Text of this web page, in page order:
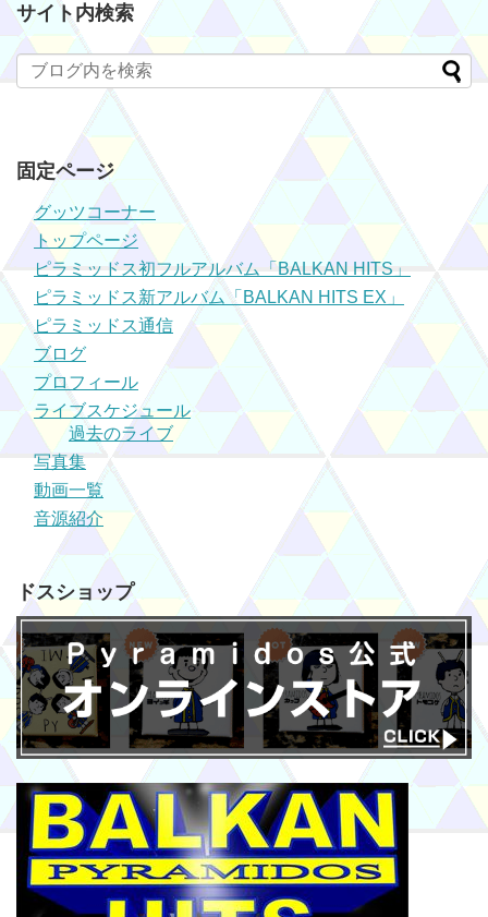
サイト内検索
固定ページ
グッツコーナー
トップページ
ピラミッドス初フルアルバム「BALKAN HITS」
ピラミッドス新アルバム「BALKAN HITS EX」
ピラミッドス通信
ブログ
プロフィール
ライブスケジュール
過去のライブ
写真集
動画一覧
音源紹介
ドスショップ